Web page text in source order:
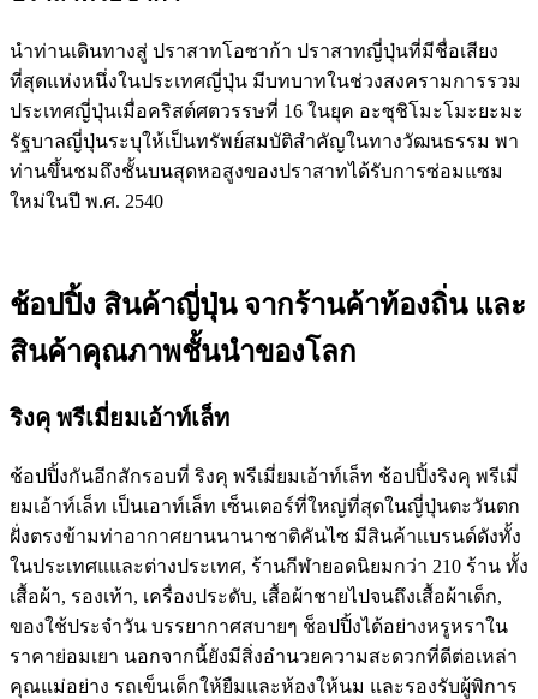
นำท่านเดินทางสู่ ปราสาทโอซาก้า ปราสาทญี่ปุ่นที่มีชื่อเสียง
ที่สุดแห่งหนึ่งในประเทศญี่ปุ่น มีบทบาทในช่วงสงครามการรวม
ประเทศญี่ปุ่นเมื่อคริสต์ศตวรรษที่ 16 ในยุค อะซุชิโมะโมะยะมะ
รัฐบาลญี่ปุ่นระบุให้เป็นทรัพย์สมบัติสำคัญในทางวัฒนธรรม พา
ท่านขึ้นชมถึงชั้นบนสุดหอสูงของปราสาทได้รับการซ่อมแซม
ใหม่ในปี พ.ศ. 2540
ช้อปปิ้ง สินค้าญี่ปุ่น จากร้านค้าท้องถิ่น และ
สินค้าคุณภาพชั้นนำของโลก
ริงคุ พรีเมี่ยมเอ้าท์เล็ท
ช้อปปิ้งกันอีกสักรอบที่ ริงคุ พรีเมี่ยมเอ้าท์เล็ท ช้อปปิ้งริงคุ พรีเมี่
ยมเอ้าท์เล็ท เป็นเอาท์เล็ท เซ็นเตอร์ที่ใหญ่ที่สุดในญี่ปุ่นตะวันตก
ฝั่งตรงข้ามท่าอากาศยานนานาชาติคันไซ มีสินค้าเเบรนด์ดังทั้ง
ในประเทศแและต่างประเทศ, ร้านกีฬายอดนิยมกว่า 210 ร้าน ทั้ง
เสื้อผ้า, รองเท้า, เครื่องประดับ, เสื้อผ้าชายไปจนถึงเสื้อผ้าเด็ก,
ของใช้ประจำวัน บรรยากาศสบายๆ ช็อปปิ้งได้อย่างหรูหราใน
ราคาย่อมเยา นอกจากนี้ยังมีสิ่งอำนวยความสะดวกที่ดีต่อเหล่า
คุณแม่อย่าง รถเข็นเด็กให้ยืมและห้องให้นม และรองรับผู้พิการ